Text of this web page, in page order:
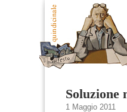
Soluzione
1 Maggio 2011